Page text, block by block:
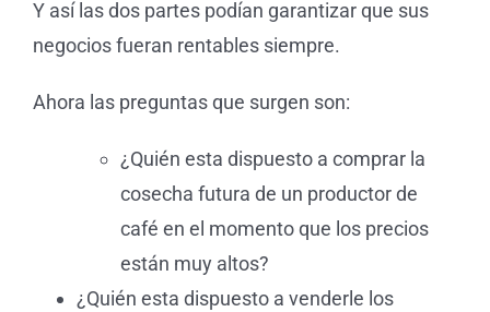
Y así las dos partes podían garantizar que sus
negocios fueran rentables siempre.
Ahora las preguntas que surgen son:
¿Quién esta dispuesto a comprar la
cosecha futura de un productor de
café en el momento que los precios
están muy altos?
¿Quién esta dispuesto a venderle los